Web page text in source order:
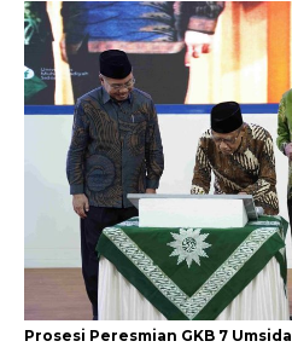
Prosesi Peresmian GKB 7 Umsida